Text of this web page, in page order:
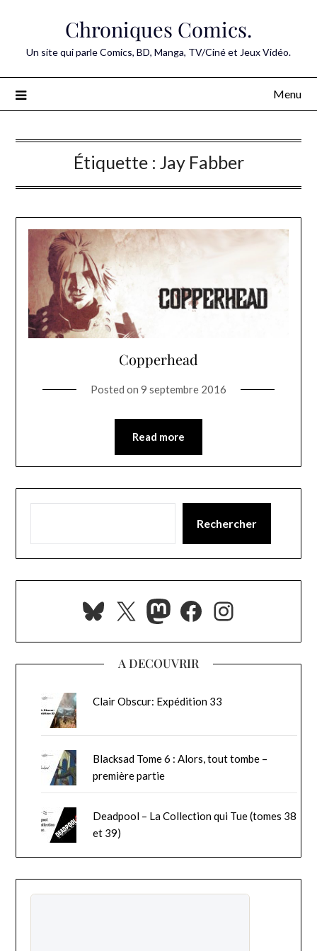
Chroniques Comics.
Un site qui parle Comics, BD, Manga, TV/Ciné et Jeux Vidéo.
Menu
Étiquette : Jay Fabber
Copperhead
Posted on 9 septembre 2016
Read more
Rechercher
Bluesky
X Mastodon
Facebook
A DECOUVRIR
Clair Obscur: Expédition 33
Blacksad Tome 6 : Alors, tout tombe –
première partie
Deadpool – La Collection qui Tue (tomes 38
et 39)